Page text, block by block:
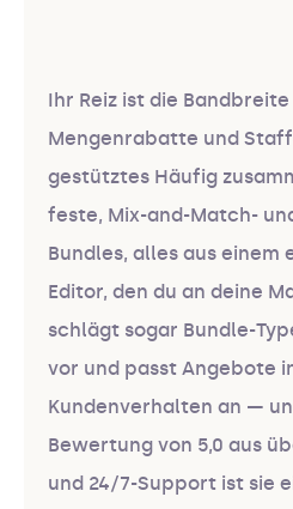
Ihr Reiz ist die
Mengenrabatte und
gestütztes Häufig
feste, Mix-and-Match-
Bundles, alles aus einem
Editor, den du an deine
schlägt sogar Bundle-
vor und passt Angebote
Kundenverhalten an —
Bewertung von 5,0 aus
und 24/7-Support ist sie